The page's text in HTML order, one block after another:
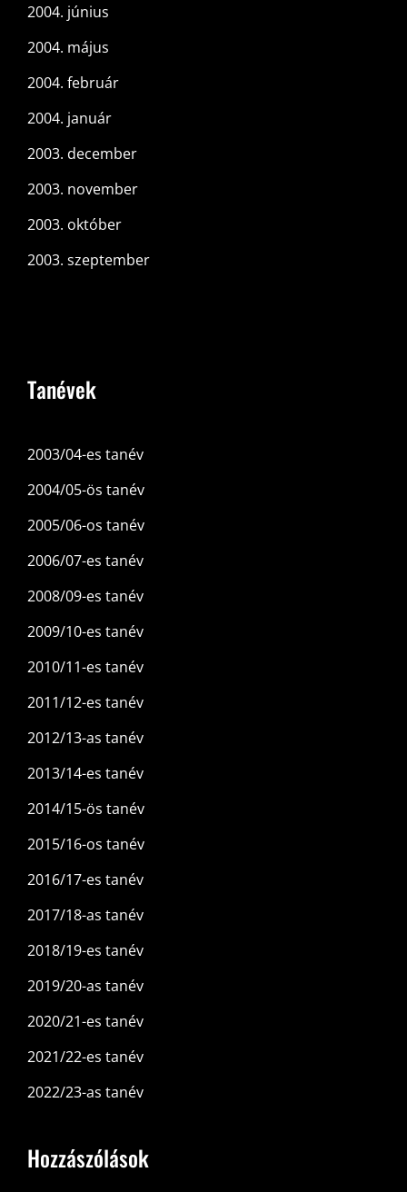
2004. június
2004. május
2004. február
2004. január
2003. december
2003. november
2003. október
2003. szeptember
Tanévek
2003/04-es tanév
2004/05-ös tanév
2005/06-os tanév
2006/07-es tanév
2008/09-es tanév
2009/10-es tanév
2010/11-es tanév
2011/12-es tanév
2012/13-as tanév
2013/14-es tanév
2014/15-ös tanév
2015/16-os tanév
2016/17-es tanév
2017/18-as tanév
2018/19-es tanév
2019/20-as tanév
2020/21-es tanév
2021/22-es tanév
2022/23-as tanév
Hozzászólások